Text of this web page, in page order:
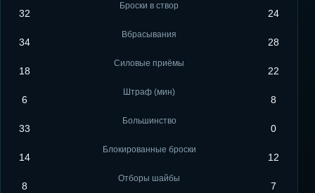
32
Броски в створ
24
34
Вбрасывания
28
18
Силовые приёмы
22
6
Штраф (мин)
8
33
Большинство
0
14
Блокированные броски
12
8
Отборы шайбы
7